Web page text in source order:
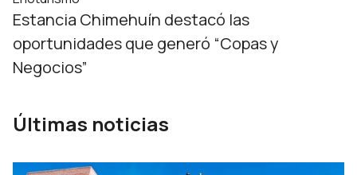
Estancia Chimehuín destacó las
oportunidades que generó “Copas y
Negocios”
Últimas noticias